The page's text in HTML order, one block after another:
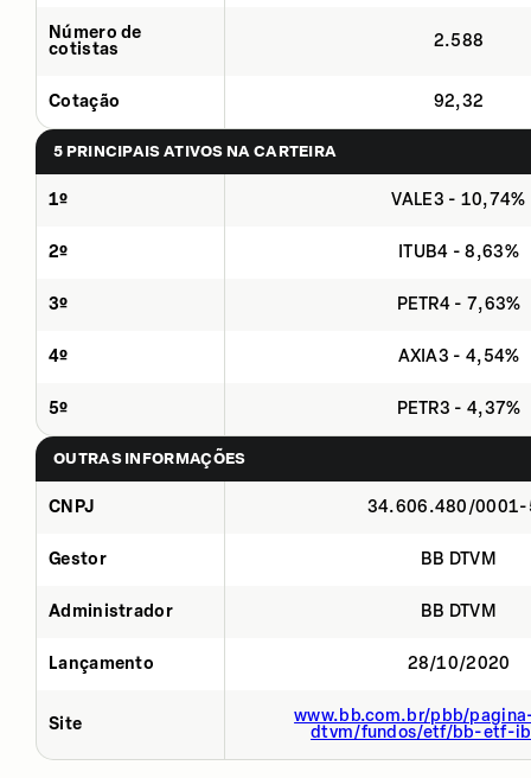
Número de
cotistas
2.588
Cotação 92,32
5 PRINCIPAIS ATIVOS NA CARTEIRA
1º VALE3 - 10,74%
2º ITUB4 - 8,63%
3º PETR4 - 7,63%
4º AXIA3 - 4,54%
5º PETR3 - 4,37%
OUTRAS INFORMAÇÕES
CNPJ 34.606.480/0001-
Gestor BB DTVM
Administrador BB DTVM
Lançamento 28/10/2020
Site
www.bb.com.br/pbb/
dtvm/fundos/etf/bb-etf-